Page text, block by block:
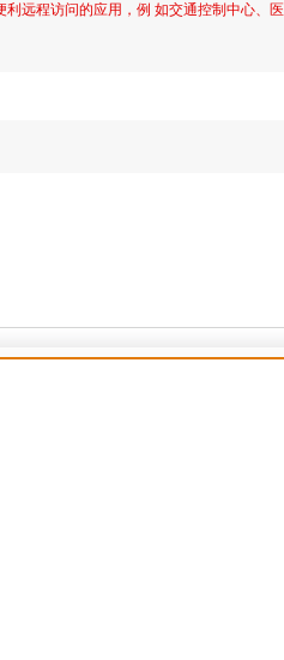
远程访问的应用，例 如交通控制中心、医